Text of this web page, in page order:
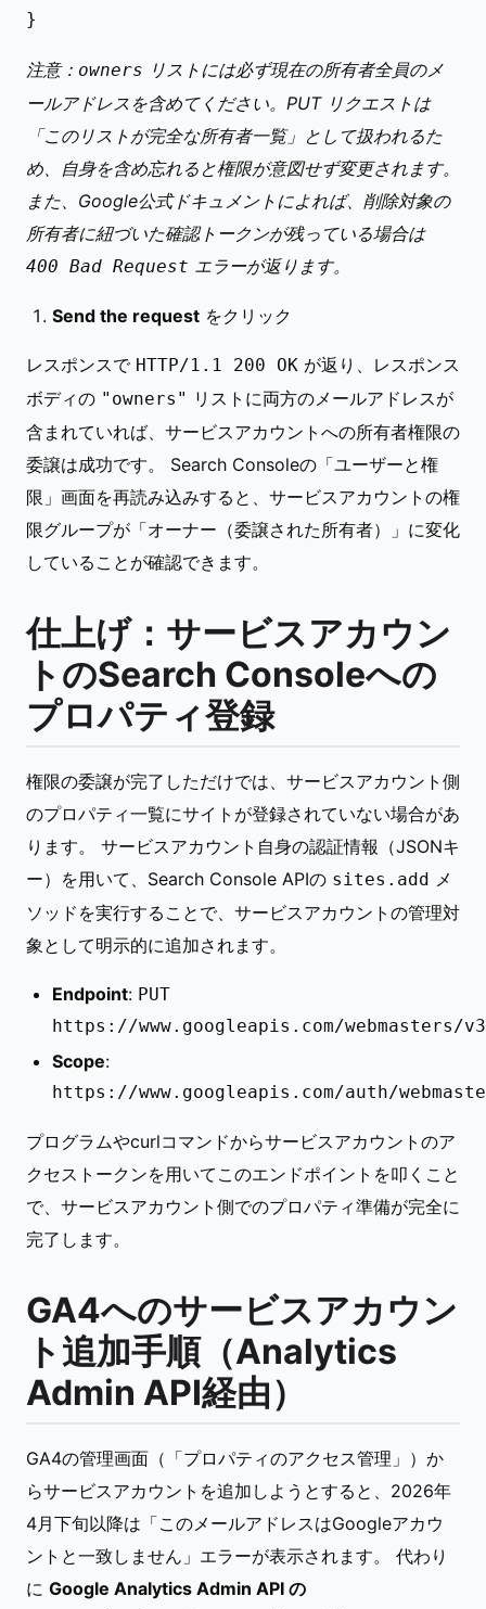
注意： owners リストには必ず現在の所有者全員のメ
ールアドレスを含めてください。PUT リクエストは
「このリストが完全な所有者一覧」として扱われるた
め、自身を含め忘れると権限が意図せず変更されます。
また、Google公式ドキュメントによれば、削除対象の
所有者に紐づいた確認トークンが残っている場合は
400 Bad Request エラーが返ります。
Send the request をクリック
レスポンスで HTTP/1.1 200 OK が返り、レスポンス
ボディの "owners" リストに両方のメールアドレスが
含まれていれば、サービスアカウントへの所有者権限の
委譲は成功です。 Search Consoleの「ユーザーと権
限」画面を再読み込みすると、サービスアカウントの権
限グループが「オーナー（委譲された所有者）」に変化
していることが確認できます。
仕上げ：サービスアカウン
トのSearch Consoleへの
プロパティ登録
権限の委譲が完了しただけでは、サービスアカウント側
のプロパティ一覧にサイトが登録されていない場合があ
ります。 サービスアカウント自身の認証情報（JSONキ
ー）を用いて、Search Console APIの sites.add メ
ソッドを実行することで、サービスアカウントの管理対
象として明示的に追加されます。
Endpoint: PUT
https://www.googleapis.com/
Scope:
https://www.googleapis.com/auth/
プログラムやcurlコマンドからサービスアカウントのア
クセストークンを用いてこのエンドポイントを叩くこと
で、サービスアカウント側でのプロパティ準備が完全に
完了します。
GA4へのサービスアカウン
ト追加手順（Analytics
Admin API経由）
GA4の管理画面（「プロパティのアクセス管理」）か
らサービスアカウントを追加しようとすると、2026年
4月下旬以降は「このメールアドレスはGoogleアカウ
ントと一致しません」エラーが表示されます。 代わり
に Google Analytics Admin API の